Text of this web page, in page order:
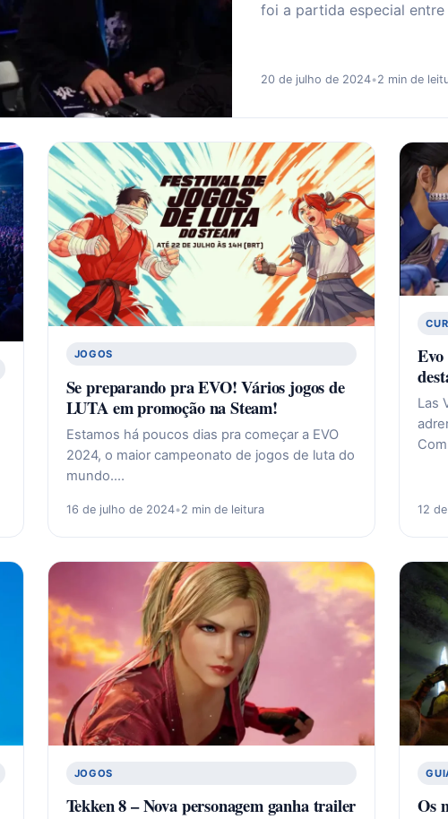
foi a partida especial
20 de julho de 2024•2 min de
JOGOS
Se preparando pra EVO! Vários jogos de
LUTA em promoção na Steam!
Estamos há poucos dias pra começar a EVO
2024, o maior campeonato de jogos de luta do
mundo.…
16 de julho de 2024•2 min de leitura
Evo
Las
12
JOGOS
Tekken 8 – Nova personagem ganha trailer Os